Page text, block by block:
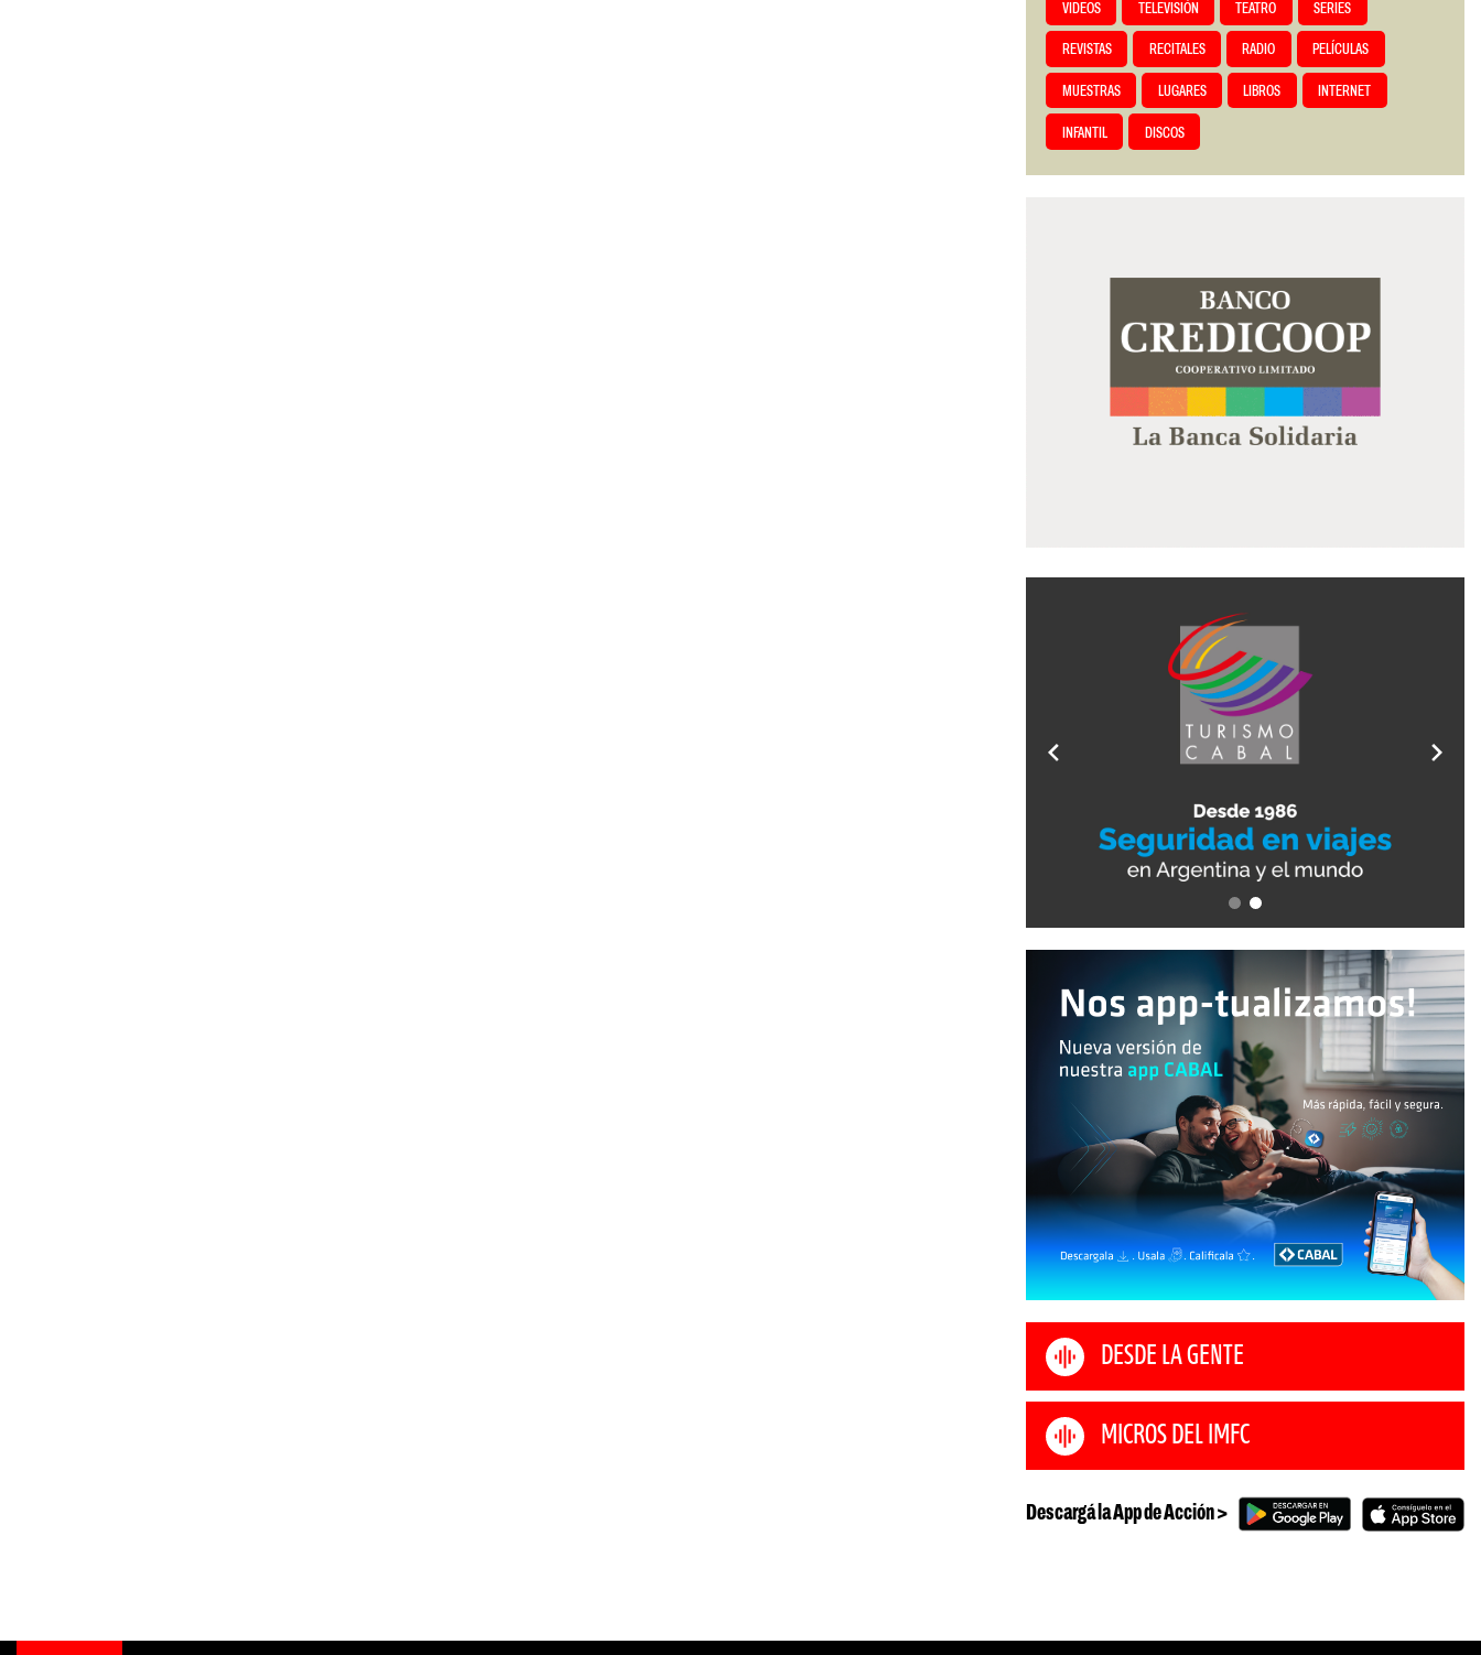
VIDEOS TELEVISIÓN TEATRO SERIES
REVISTAS RECITALES RADIO PELÍCULAS
MUESTRAS LUGARES LIBROS INTERNET
INFANTIL DISCOS
DESDE LA GENTE
MICROS DEL IMFC
Descargá la App de Acción >